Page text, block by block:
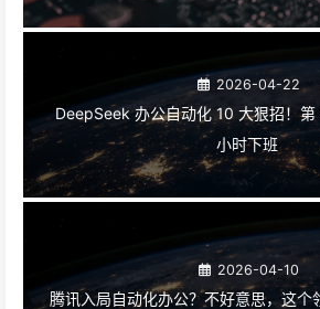
2026-04-22
DeepSeek 办公自动化 10 大狠招！
小时下班
2026-04-10
腾讯入局自动化办公？不好意思，这个